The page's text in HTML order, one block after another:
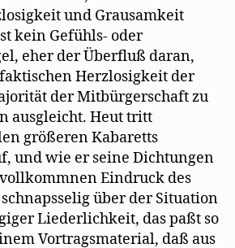
und Grausamkeit
kein Gefühls- oder
eher der Überfluß daran,
Herzlosigkeit der
der Mitbürgerschaft zu
ausgleicht. Heut tritt
größeren Kabaretts
und wie er seine Dichtungen
Eindruck des
über der Situation
Liederlichkeit, das paßt so
Vortragsmaterial, daß aus